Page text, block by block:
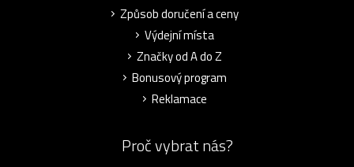
Způsob doručení a ceny
Výdejní místa
Značky od A do Z
Bonusový program
Reklamace
Proč vybrat nás?